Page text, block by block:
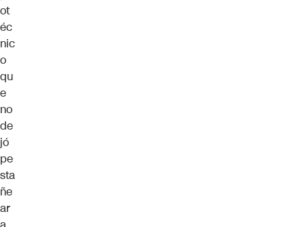
ot
éc
nic
o
qu
e
no
de
jó
pe
sta
ñe
ar